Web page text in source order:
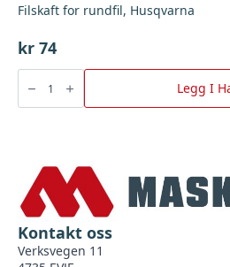
Filskaft for rundfil, Husqvarna
kr 74
Filskaft
rundfil,
Husqvarna
Legg I
Kontakt oss
Verksvegen 11